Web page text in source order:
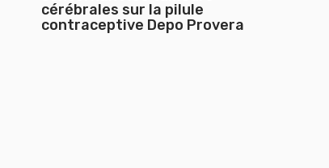
cérébrales sur la pilule
contraceptive Depo Provera